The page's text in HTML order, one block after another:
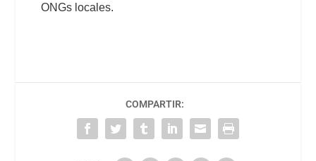
ONGs locales.
COMPARTIR: